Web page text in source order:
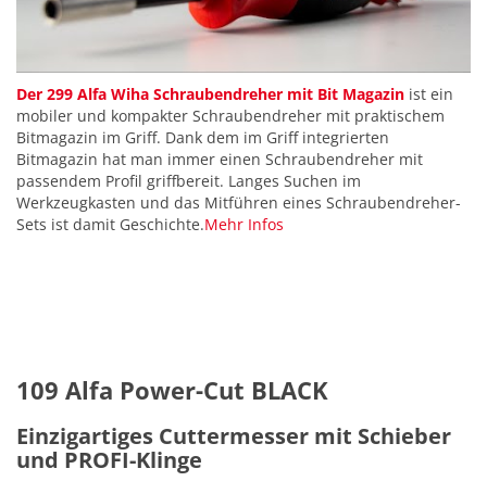
Der 299 Alfa Wiha Schraubendreher mit Bit Magazin ist ein
mobiler und kompakter Schraubendreher mit praktischem
Bitmagazin im Griff. Dank dem im Griff integrierten
Bitmagazin hat man immer einen Schraubendreher mit
passendem Profil griffbereit. Langes Suchen im
Werkzeugkasten und das Mitführen eines Schraubendreher-
Sets ist damit Geschichte.Mehr Infos
109 Alfa Power-Cut BLACK
Einzigartiges Cuttermesser mit Schieber
und PROFI-Klinge